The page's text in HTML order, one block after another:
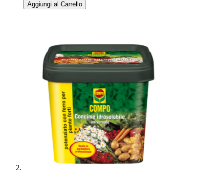
Aggiungi al Carrello